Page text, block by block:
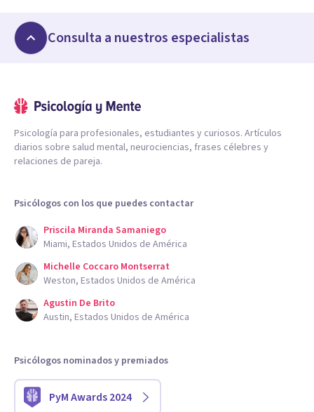
Consulta a nuestros especialistas
Psicología para profesionales, estudiantes y curiosos. Artículos
diarios sobre salud mental, neurociencias, frases célebres y
relaciones de pareja.
Psicólogos con los que puedes contactar
Priscila Miranda Samaniego
Miami, Estados Unidos de América
Michelle Coccaro Montserrat
Weston, Estados Unidos de América
Agustin De Brito
Austin, Estados Unidos de América
Psicólogos nominados y premiados
PyM Awards 2024